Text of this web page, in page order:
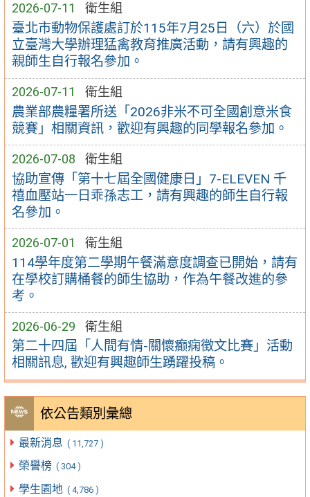
2026-07-11 衛生組
臺北市動物保護處訂於115年7月25日（六）於國
立臺灣大學辦理猛禽教育推廣活動，請有興趣的
親師生自行報名參加。
2026-07-11 衛生組
農業部農糧署所送「2026非米不可全國創意米食
競賽」相關資訊，歡迎有興趣的同學報名參加。
2026-07-08 衛生組
協助宣傳「第十七屆全國健康日」7-ELEVEN 千
禧血壓站一日乖孫志工，請有興趣的師生自行報
名參加。
2026-07-01 衛生組
114學年度第二學期午餐滿意度調查已開始，請有
在學校訂購桶餐的師生協助，作為午餐改進的參
考。
2026-06-29 衛生組
第二十四屆「人間有情-關懷癫痫徵文比賽」活動
相關訊息, 歡迎有興趣師生踴躍投稿。
依公告類別彙總
最新消息 ( 11,727 )
榮譽榜 ( 304 )
學生園地 ( 4,786 )